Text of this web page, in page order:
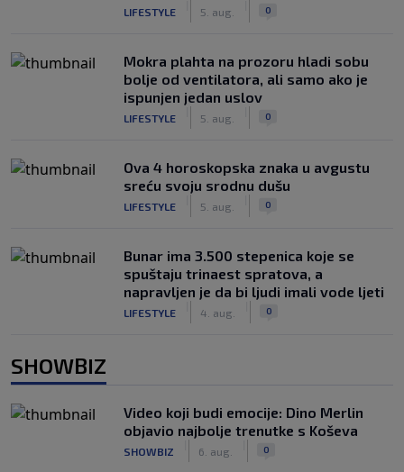
LIFESTYLE 5. aug. 0
Mokra plahta na prozoru hladi sobu
bolje od ventilatora, ali samo ako je
ispunjen jedan uslov
LIFESTYLE 5. aug. 0
Ova 4 horoskopska znaka u avgustu
sreću svoju srodnu dušu
LIFESTYLE 5. aug. 0
Bunar imа 3.500 stepenica koje se
spuštaju trinaest spratova, a
napravljen je da bi ljudi imali vode ljeti
LIFESTYLE 4. aug. 0
SHOWBIZ
Video koji budi emocije: Dino Merlin
objavio najbolje trenutke s Koševa
SHOWBIZ 6. aug. 0